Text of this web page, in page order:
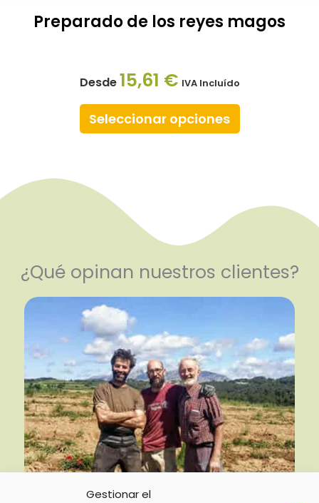
Gestionar el
Preparado de los reyes magos
Desde15,61 € IVA Incluído
Seleccionar opciones
¿Qué opinan nuestros clientes?